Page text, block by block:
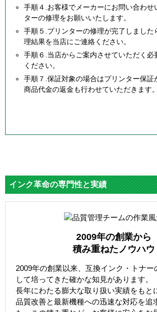
手順４.お客様でメーカーにお問い合わせ
ターの修理をお願いいたします。
手順５.プリンターの修理が完了しました
理結果を当店にご連絡ください。
手順６.当店からご案内させていただく必
ください。
手順７.保証対象の場合はプリンター保証
商品代金の返金も行わせていただきます。
インク革命の専門性と実績
2009年の創業から
積み重ねたノウハウ
2009年の創業以来、互換インク・トナー
して培ってきた確かな知見があります。
長年にわたる膨大な取り扱い実績をもと
品質改善と最新機種への迅速な対応を追